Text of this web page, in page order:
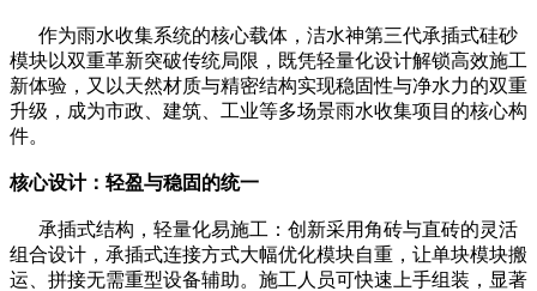
作为雨水收集系统的核心载体，洁水神第三代承插式硅砂
模块以双重革新突破传统局限，既凭轻量化设计解锁高效施工
新体验，又以天然材质与精密结构实现稳固性与净水力的双重
升级，成为市政、建筑、工业等多场景雨水收集项目的核心构
件。
核心设计：轻盈与稳固的统一
承插式结构，轻量化易施工：创新采用角砖与直砖的灵活
组合设计，承插式连接方式大幅优化模块自重，让单块模块搬
运、拼接无需重型设备辅助。施工人员可快速上手组装，显著